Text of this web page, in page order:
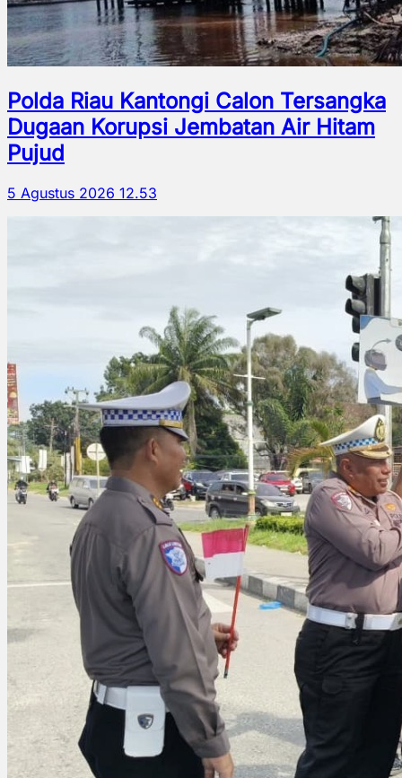
Polda Riau Kantongi Calon Tersangka
Dugaan Korupsi Jembatan Air Hitam
Pujud
5 Agustus 2026 12.53